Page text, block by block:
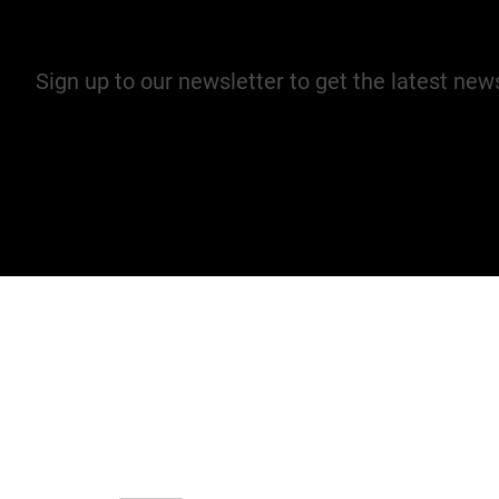
Sign up to our newsletter to get the latest